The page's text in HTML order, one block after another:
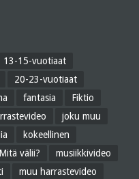
13-15-vuotiaat
20-23-vuotiaat
fantasia
Fiktio
joku muu
kokeellinen
Mitä välii?
musiikkivideo
muu harrastevideo